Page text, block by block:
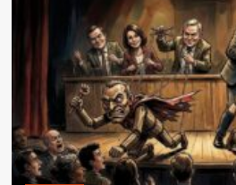
7.06.
Artyści,
czyli
etos
szczuty